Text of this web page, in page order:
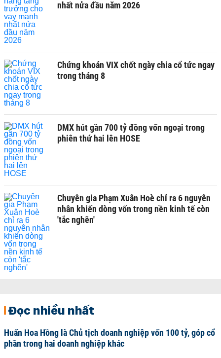
nhất nửa đầu năm 2026
Chứng khoán VIX chốt ngày chia cổ tức ngay
trong tháng 8
DMX hút gần 700 tỷ đồng vốn ngoại trong
phiên thứ hai lên HOSE
Chuyên gia Phạm Xuân Hoè chỉ ra 6 nguyên
nhân khiến dòng vốn trong nền kinh tế còn
'tắc nghẽn'
Đọc nhiều nhất
Huấn Hoa Hồng là Chủ tịch doanh nghiệp vốn 100 tỷ, góp cổ
phần trong hai doanh nghiệp khác